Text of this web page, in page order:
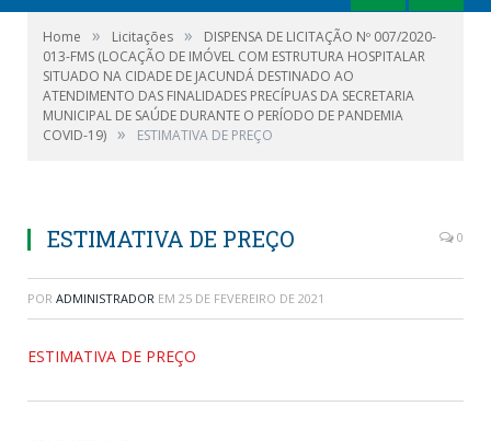
Home » Licitações »
DISPENSA DE LICITAÇÃO Nº 007/2020-
013-FMS (LOCAÇÃO DE IMÓVEL COM ESTRUTURA HOSPITALAR
SITUADO NA CIDADE DE JACUNDÁ DESTINADO AO
ATENDIMENTO DAS FINALIDADES PRECÍPUAS DA SECRETARIA
MUNICIPAL DE SAÚDE DURANTE O PERÍODO DE PANDEMIA
COVID-19) » ESTIMATIVA DE PREÇO
ESTIMATIVA DE PREÇO 0
POR ADMINISTRADOR EM 25 DE FEVEREIRO DE 2021
ESTIMATIVA DE PREÇO